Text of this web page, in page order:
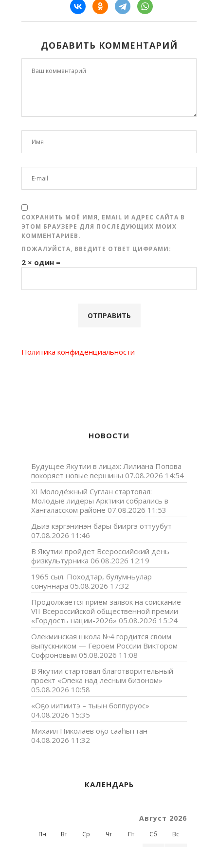
ДОБАВИТЬ КОММЕНТАРИЙ
СОХРАНИТЬ МОЁ ИМЯ, EMAIL И АДРЕС САЙТА В
ЭТОМ БРАУЗЕРЕ ДЛЯ ПОСЛЕДУЮЩИХ МОИХ
КОММЕНТАРИЕВ.
ПОЖАЛУЙСТА, ВВЕДИТЕ ОТВЕТ ЦИФРАМИ:
2 × один =
Политика конфиденциальности
НОВОСТИ
Будущее Якутии в лицах: Лилиана Попова
покоряет новые вершины 07.08.2026 14:54
XI Молодёжный Суглан стартовал:
Молодые лидеры Арктики собрались в
Хангаласском районе 07.08.2026 11:53
Дьиэ кэргэнинэн бары бииргэ оттуубут
07.08.2026 11:46
В Якутии пройдет Всероссийский день
физкультурника 06.08.2026 12:19
1965 сыл. Походтар, булумньулар
сонуннара 05.08.2026 17:32
Продолжается прием заявок на соискание
VII Всероссийской общественной премии
«Гордость нации-2026» 05.08.2026 15:24
Олекминская школа №4 гордится своим
выпускником — Героем России Виктором
Софроновым 05.08.2026 11:08
В Якутии стартовал благотворительный
проект «Опека над лесным бизоном»
05.08.2026 10:58
«Оҕо иитиитэ – тыын боппуруос»
04.08.2026 15:35
Михаил Николаев оҕо сааһыттан
04.08.2026 11:32
КАЛЕНДАРЬ
Август 2026
Пн Вт Ср Чт Пт Сб Вс